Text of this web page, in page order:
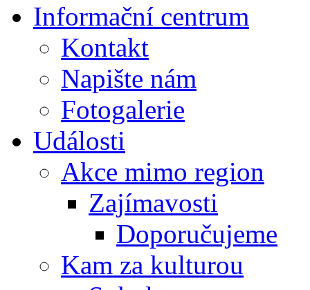
Informační centrum
Kontakt
Napište nám
Fotogalerie
Události
Akce mimo region
Zajímavosti
Doporučujeme
Kam za kulturou